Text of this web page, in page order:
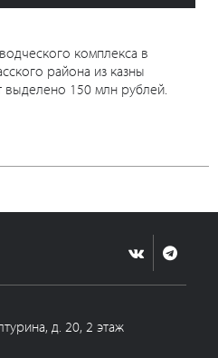
комплекса в
района из казны
выделено 150 млн рублей.
д. 20, 2 этаж